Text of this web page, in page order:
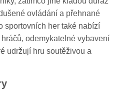
ovládání a přehnané
sportovních her také nabízí
odemykatelné vybavení
udržují hru soutěživou a